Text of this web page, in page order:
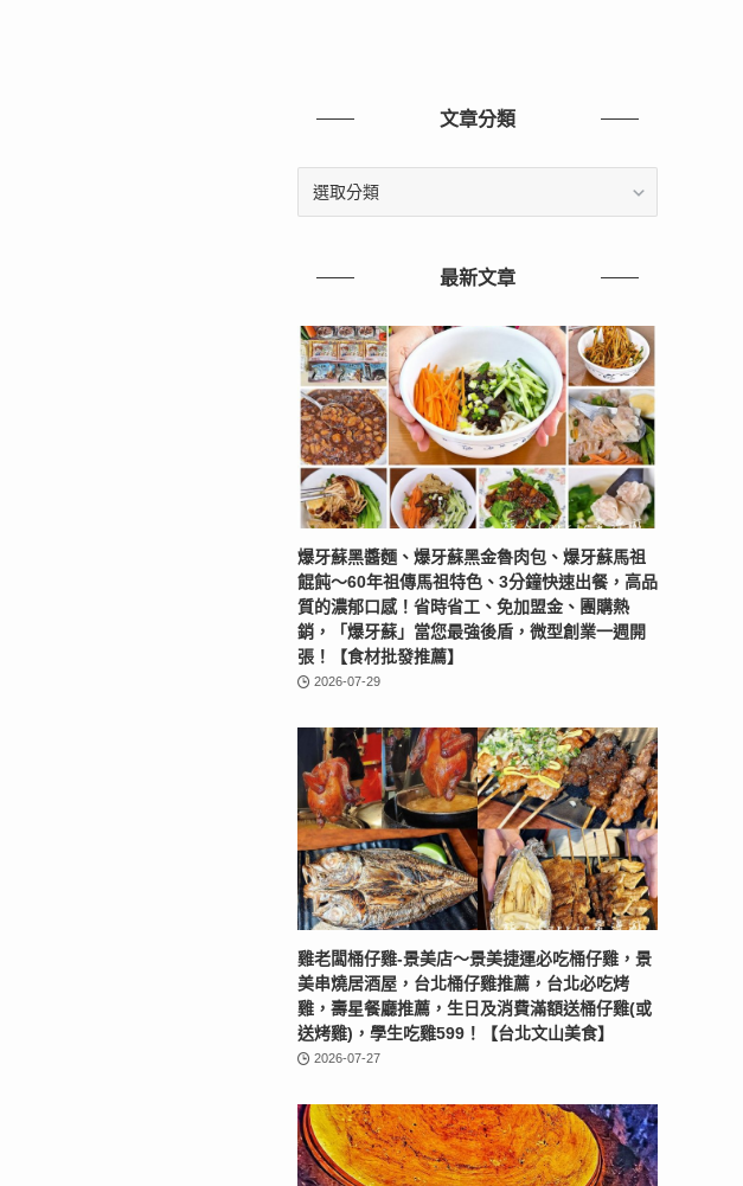
文章分類
最新文章
爆牙蘇黑醬麵、爆牙蘇黑金魯肉包、爆牙蘇馬祖
餛飩～60年祖傳馬祖特色、3分鐘快速出餐，高品
質的濃郁口感！省時省工、免加盟金、團購熱
銷，「爆牙蘇」當您最強後盾，微型創業一週開
張！【食材批發推薦】
2026-07-29
雞老闆桶仔雞-景美店〜景美捷運必吃桶仔雞，景
美串燒居酒屋，台北桶仔雞推薦，台北必吃烤
雞，壽星餐廳推薦，生日及消費滿額送桶仔雞(或
送烤雞)，學生吃雞599！【台北文山美食】
2026-07-27